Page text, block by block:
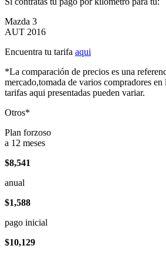
Mazda 3
AUT 2016
Encuentra tu tarifa aqui
*La comparación de precios es una
mercado,tomada de varios compradores
tarifas aqui presentadas pueden variar.
Otros*
Plan forzoso
a 12 meses
$8,541
anual
$1,588
pago inicial
$10,129